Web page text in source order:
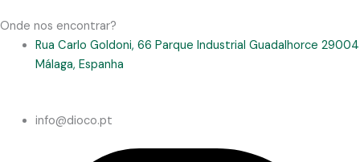
Onde nos encontrar?
Rua Carlo Goldoni, 66 Parque Industrial Guadalhorce 29004
Málaga, Espanha
info@dioco.pt